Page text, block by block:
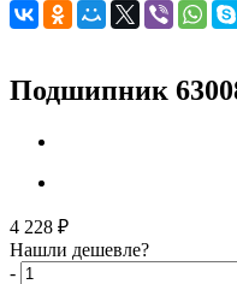
Подшипник
4 228 ₽
Нашли дешевле?
-